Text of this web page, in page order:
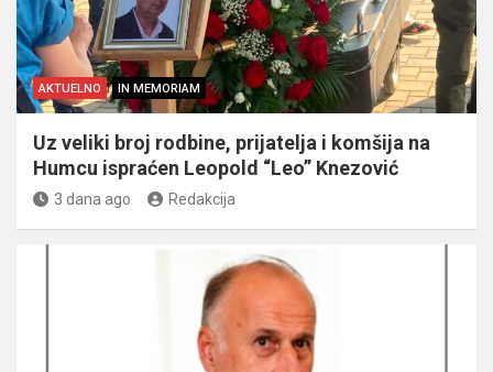
AKTUELNO IN MEMORIAM
Uz veliki broj rodbine, prijatelja i komšija na
Humcu ispraćen Leopold “Leo” Knezović
3 dana ago Redakcija